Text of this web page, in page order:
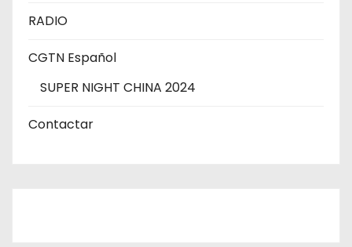
RADIO
CGTN Español
SUPER NIGHT CHINA 2024
Contactar